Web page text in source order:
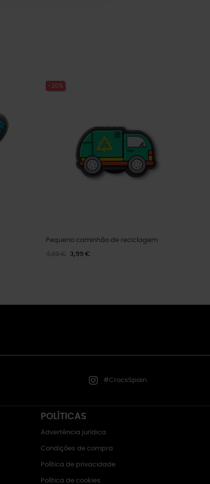
-20%
Pequeno caminhão de reciclagem
4,99 € 3,99 €
#CrocsSpain
POLÍTICAS
Advertência jurídica
Condições de compra
Política de privacidade
Política de cookies